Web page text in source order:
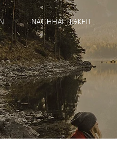
NACHHALTIGKEIT